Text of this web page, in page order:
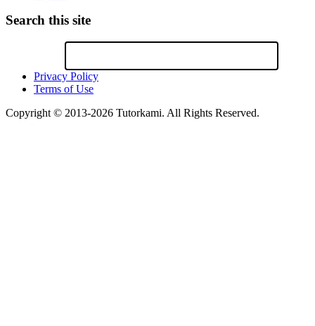
Search this site
Privacy Policy
Terms of Use
Copyright © 2013-2026 Tutorkami. All Rights Reserved.